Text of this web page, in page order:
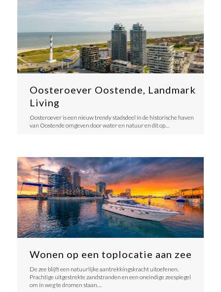
Oosteroever Oostende, Landmark
Living
Oosteroever is een nieuw trendy stadsdeel in de historische haven
van Oostende omgeven door water en natuur en dit op…
Wonen op een toplocatie aan zee
De zee blijft een natuurlijke aantrekkingskracht uitoefenen.
Prachtige uitgestrekte zandstranden en een oneindige zeespiegel
om in weg te dromen staan…